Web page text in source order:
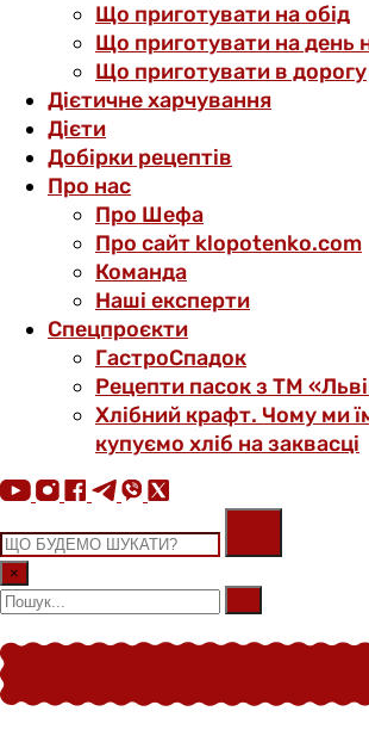
Що приготувати на обід
Що приготувати на день
Що приготувати в дорогу
Дієтичне харчування
Дієти
Добірки рецептів
Про нас
Про Шефа
Про сайт klopotenko.com
Команда
Наші експерти
Спецпроєкти
ГастроСпадок
Рецепти пасок з ТМ
Хлібний крафт. Чому ми
купуємо хліб на заквасці
×